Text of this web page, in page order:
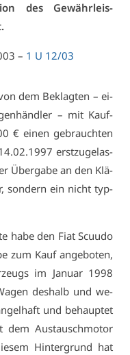
des Ge­währ­leis­
– 1 U 12/03
dem Be­klag­ten – ei­
– mit Kauf­
€ ei­nen ge­brauch­ten
erst­zu­ge­las­
Über­ga­be an den Klä­
son­dern ein nicht typ­
ha­be den Fi­at Scuudo
zum Kauf an­ge­bo­ten,
im Ja­nu­ar 1998
des­halb und we­
und be­haup­tet
dem Aus­tausch­mo­tor
Hin­ter­grund hat